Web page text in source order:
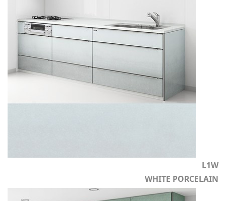
L1W
WHITE PORCELAIN